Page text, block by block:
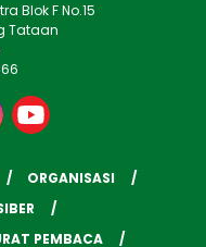
Blok F No.15
Tataan
ORGANISASI
PEMBACA